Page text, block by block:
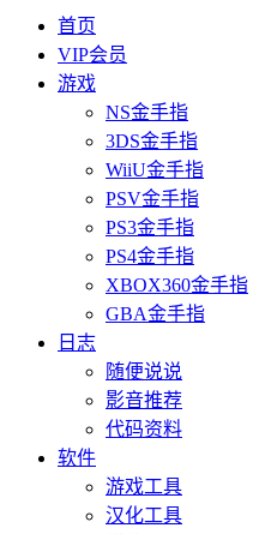
首页
VIP会员
游戏
NS金手指
3DS金手指
WiiU金手指
PSV金手指
PS3金手指
PS4金手指
XBOX360金手指
GBA金手指
日志
随便说说
影音推荐
代码资料
软件
游戏工具
汉化工具